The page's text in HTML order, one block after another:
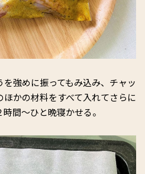
を強めに振ってもみ込み、チャッ
かの材料をすべて入れてさらに
間～ひと晩寝かせる。